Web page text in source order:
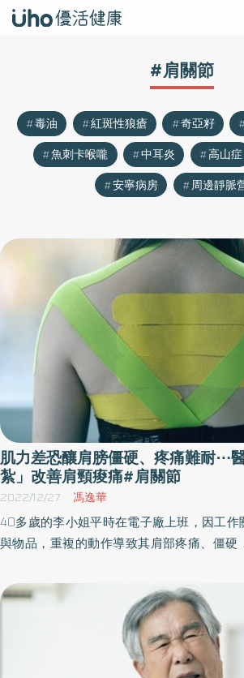
#肩關節
毒油 紅斑性狼瘡 奇亞籽
魚刺卡喉嚨
中耳炎 高山症
安寧病房
周邊靜脈
肌力差恐釀肩膀僵硬、疼痛難耐⋯
紮」改善肩頸痠痛#肩關節
2022/12/27 馮逸華
40多歲的李小姐平時在電子廠上班，因工
與物品，重複的動作導致其肩部疼痛、僵硬
痛難耐，才至衛福部苗栗醫院就醫。